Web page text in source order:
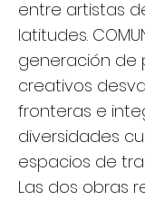
entre artistas
latitudes.
generación de
creativos
fronteras e
diversidades
espacios de
Las dos obras